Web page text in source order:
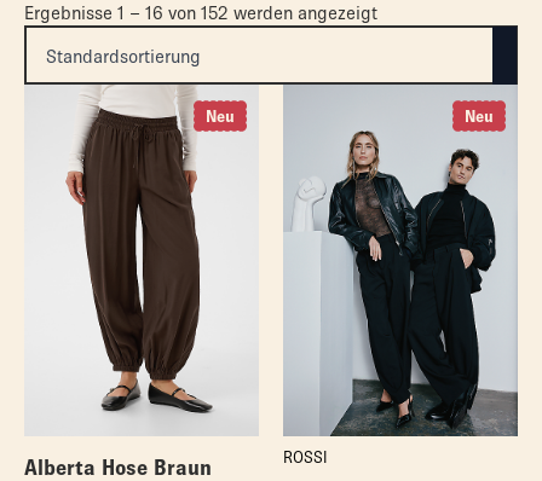
Ergebnisse 1 – 16 von 152 werden angezeigt
Neu
Alberta Hose Braun
Neu
ROSSI